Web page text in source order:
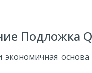
Подложка
экономичная